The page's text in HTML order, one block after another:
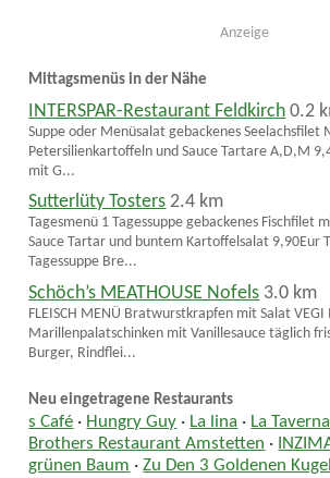
Anzeige
Mittagsmenüs in der Nähe
INTERSPAR-Restaurant Feldkirch 0.2
Suppe oder Menüsalat gebackenes Seelachsfilet
Petersilienkartoffeln und Sauce Tartare A,D,M
mit G...
Sutterlüty Tosters 2.4 km
Tagesmenü 1 Tagessuppe gebackenes Fischfilet
Sauce Tartar und buntem Kartoffelsalat 9,90Eur
Tagessuppe Bre...
Schöch’s MEATHOUSE Nofels 3.0 km
FLEISCH MENÜ Bratwurstkrapfen mit Salat VEGI
Marillenpalatschinken mit Vanillesauce täglich
Burger, Rindflei...
Neu eingetragene Restaurants
s Café · Hungry Guy · La lina · La
Brothers Restaurant Amstetten ·
grünen Baum ·Zu Den 3 Goldenen